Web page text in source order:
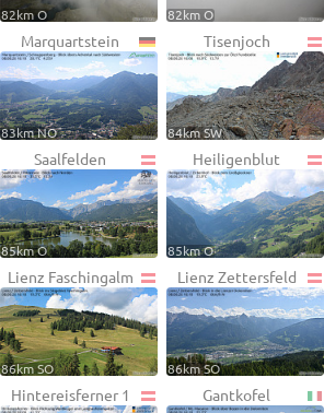
82km O 82km O
Marquartstein
83km NO
Tisenjoch
84km SW
Saalfelden
85km O
Heiligenblut
85km O
Lienz Faschingalm
86km SO
Lienz Zettersfeld
86km SO
Hintereisferner 1 Gantkofel